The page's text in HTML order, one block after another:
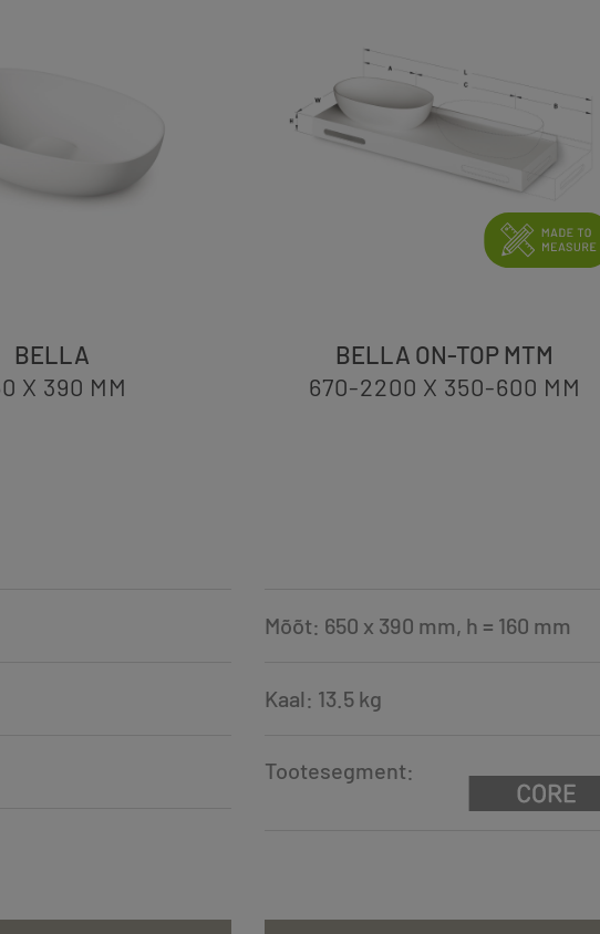
BELLA
X 390 MM
BELLA ON-TOP MTM
670-2200 X 350-600 MM
Mõõt: 650 x 390 mm, h = 160 mm
Kaal: 13.5 kg
Tootesegment: